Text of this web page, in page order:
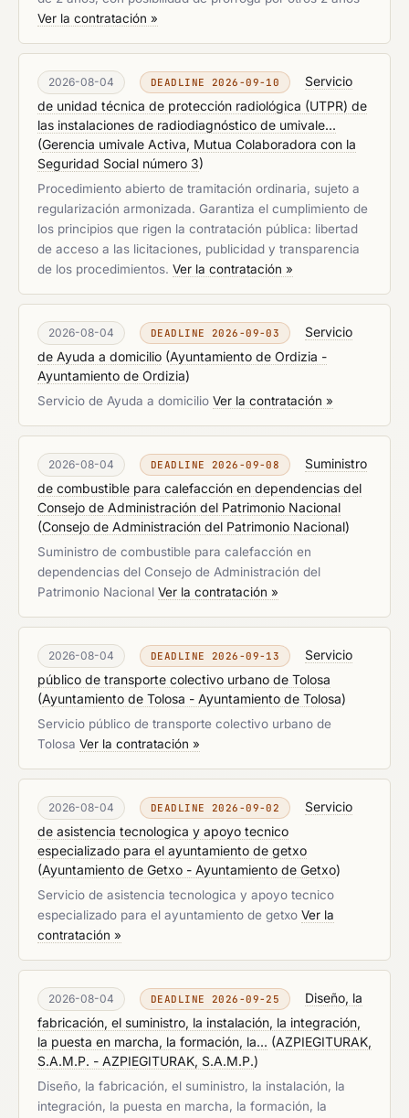
Ver la contratación »
2026-08-04 DEADLINE 2026-09-10
Servicio
de unidad técnica de protección radiológica (UTPR) de
las instalaciones de radiodiagnóstico de umivale...
(Gerencia umivale Activa, Mutua Colaboradora con la
Seguridad Social número 3)
Procedimiento abierto de tramitación ordinaria, sujeto a
regularización armonizada. Garantiza el cumplimiento de
los principios que rigen la contratación pública: libertad
de acceso a las licitaciones, publicidad y transparencia
de los procedimientos. Ver la contratación »
2026-08-04 DEADLINE 2026-09-03
Servicio
de Ayuda a domicilio (Ayuntamiento de Ordizia -
Ayuntamiento de Ordizia)
Servicio de Ayuda a domicilio Ver la contratación »
2026-08-04 DEADLINE 2026-09-08
Suministro
de combustible para calefacción en dependencias del
Consejo de Administración del Patrimonio Nacional
(Consejo de Administración del Patrimonio Nacional)
Suministro de combustible para calefacción en
dependencias del Consejo de Administración del
Patrimonio Nacional Ver la contratación »
2026-08-04 DEADLINE 2026-09-13
Servicio
público de transporte colectivo urbano de Tolosa
(Ayuntamiento de Tolosa - Ayuntamiento de Tolosa)
Servicio público de transporte colectivo urbano de
Tolosa Ver la contratación »
2026-08-04 DEADLINE 2026-09-02
Servicio
de asistencia tecnologica y apoyo tecnico
especializado para el ayuntamiento de getxo
(Ayuntamiento de Getxo - Ayuntamiento de Getxo)
Servicio de asistencia tecnologica y apoyo tecnico
especializado para el ayuntamiento de getxo Ver la
contratación »
2026-08-04 DEADLINE 2026-09-25
Diseño, la
fabricación, el suministro, la instalación, la integración,
la puesta en marcha, la formación, la... (AZPIEGITURAK,
S.A.M.P. - AZPIEGITURAK, S.A.M.P.)
Diseño, la fabricación, el suministro, la instalación, la
integración, la puesta en marcha, la formación, la